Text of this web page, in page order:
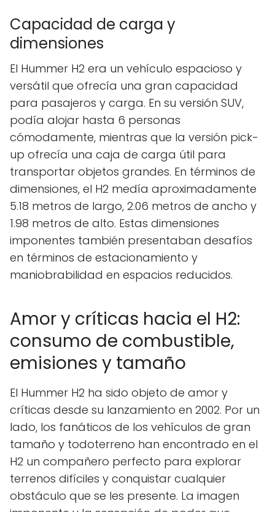
Capacidad de carga y
dimensiones
El Hummer H2 era un vehículo espacioso y
versátil que ofrecía una gran capacidad
para pasajeros y carga. En su versión SUV,
podía alojar hasta 6 personas
cómodamente, mientras que la versión pick-
up ofrecía una caja de carga útil para
transportar objetos grandes. En términos de
dimensiones, el H2 medía aproximadamente
5.18 metros de largo, 2.06 metros de ancho y
1.98 metros de alto. Estas dimensiones
imponentes también presentaban desafíos
en términos de estacionamiento y
maniobrabilidad en espacios reducidos.
Amor y críticas hacia el H2:
consumo de combustible,
emisiones y tamaño
El Hummer H2 ha sido objeto de amor y
críticas desde su lanzamiento en 2002. Por un
lado, los fanáticos de los vehículos de gran
tamaño y todoterreno han encontrado en el
H2 un compañero perfecto para explorar
terrenos difíciles y conquistar cualquier
obstáculo que se les presente. La imagen